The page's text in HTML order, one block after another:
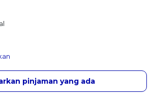
pinjaman yang ada